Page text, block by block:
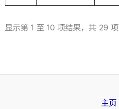
显示第 1 至 10 项结果，共 29 项
主页